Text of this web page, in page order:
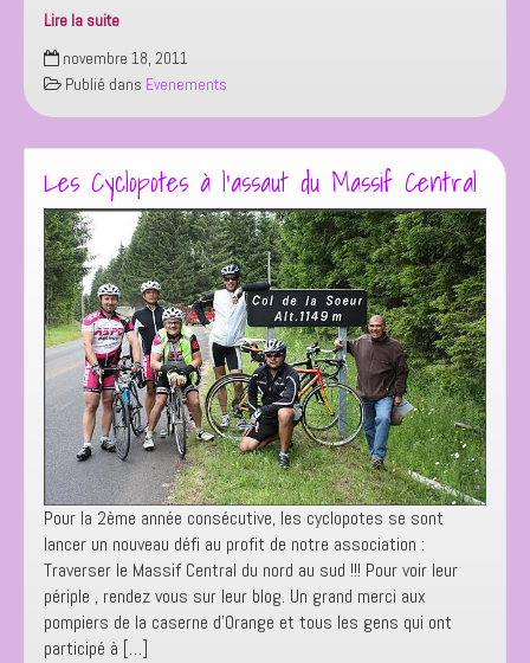
Lire la suite
Réalisation
d’une
salle
multi
sensorielle
Snoezelen
novembre 18, 2011
Publié dans Evenements
Les Cyclopotes à l’assaut du Massif Central
Pour la 2ème année consécutive, les cyclopotes se sont
lancer un nouveau défi au profit de notre association :
Traverser le Massif Central du nord au sud !!! Pour voir leur
périple , rendez vous sur leur blog. Un grand merci aux
pompiers de la caserne d’Orange et tous les gens qui ont
participé à […]